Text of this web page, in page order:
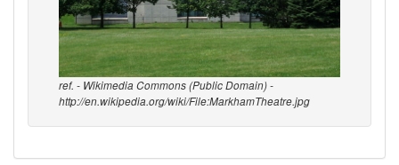
ref. - Wikimedia Commons (Public Domain) -
http://en.wikipedia.org/wiki/File:MarkhamTheatre.jpg